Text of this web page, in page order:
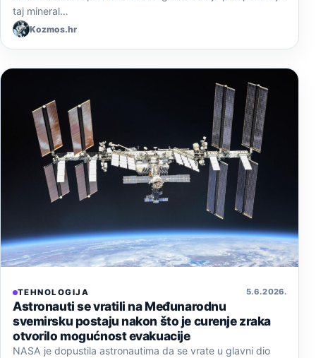
taj mineral…
Kozmos.hr
TEHNOLOGIJA 5. 6. 2026.
Astronauti se vratili na Međunarodnu
svemirsku postaju nakon što je curenje zraka
otvorilo mogućnost evakuacije
NASA je dopustila astronautima da se vrate u glavni dio